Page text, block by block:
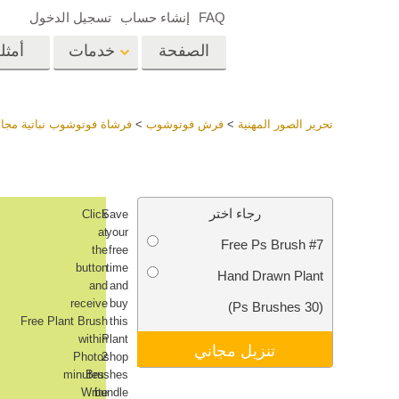
الصفحة خدمات
خدمات تحرير صور الزفاف
Lightroom
الضبط بأكملها
أفضل الإعدادات
المسبقة للصفقة
مجموعة المحمول
FAQ إنشاء حساب تسجيل الدخول
تحرير الصور المهنية >فرش فوتوشوب >فرشاة فوتوشوب نباتية
رجاء اختر
Free Ps Brush #7
Hand Drawn Plant
(30 Ps Brushes)
تنزيل مجاني
C lick
at
the
button
and
receive
Free Plant Brush
within
2
minutes.
Write
Save
your
free
time
and
buy
this
Plant
Photoshop
Brushes
bundle